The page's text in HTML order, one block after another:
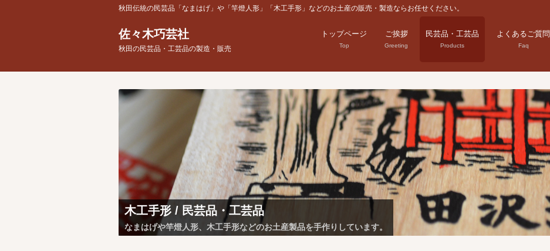
秋田伝統の民芸品「なまはげ」や「竿燈人形」「木工手形」などのお土産の販売・製造ならお任せください。
佐々木巧芸社
秋田の民芸品・工芸品の製造・販売
トップページ
Top
ご挨拶
Greeting
民芸品・工芸品
Products
よくあるご質問
Faq
木工手形 / 民芸品・工芸品
なまはげや竿燈人形、木工手形などのお土産製品を手作りしています。